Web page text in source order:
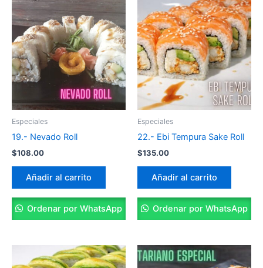
Especiales
19.- Nevado Roll
$108.00
Añadir al carrito
Ordenar por WhatsApp
Especiales
22.- Ebi Tempura Sake Roll
$135.00
Añadir al carrito
Ordenar por WhatsApp